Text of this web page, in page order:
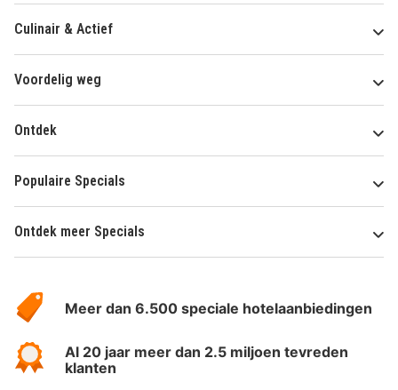
Culinair & Actief
Voordelig weg
Ontdek
Populaire Specials
Ontdek meer Specials
HotelSpecials
Meer dan 6.500 speciale hotelaanbiedingen
Al 20 jaar meer dan 2.5 miljoen tevreden
klanten